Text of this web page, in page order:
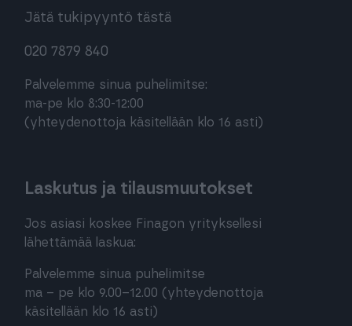
Jätä tukipyyntö tästä
020 7879 840
Palvelemme sinua puhelimitse:
ma-pe klo 8:30-12:00
(yhteydenottoja käsitellään klo 16 asti)
Laskutus ja tilausmuutokset
Jos asiasi koskee Finagon yrityksellesi
lähettämää laskua:
Palvelemme sinua puhelimitse
ma – pe klo 9.00–12.00 (yhteydenottoja
käsitellään klo 16 asti)